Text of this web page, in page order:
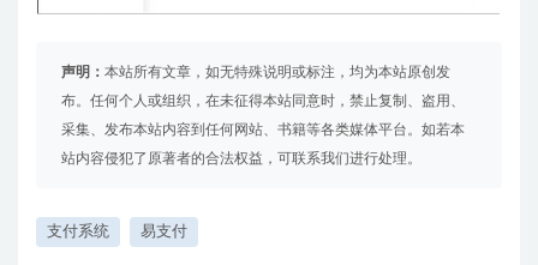
声明： 本站所有文章，如无特殊说明或标注，均为本站原创发
布。任何个人或组织，在未征得本站同意时，禁止复制、盗用、
采集、发布本站内容到任何网站、书籍等各类媒体平台。如若本
站内容侵犯了原著者的合法权益，可联系我们进行处理。
支付系统 易支付